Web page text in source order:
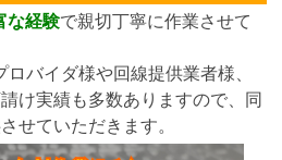
な経験で親切丁寧に作業させて
バイダ様や回線提供業者様、
け実績も多数ありますので、同
せていただきます。